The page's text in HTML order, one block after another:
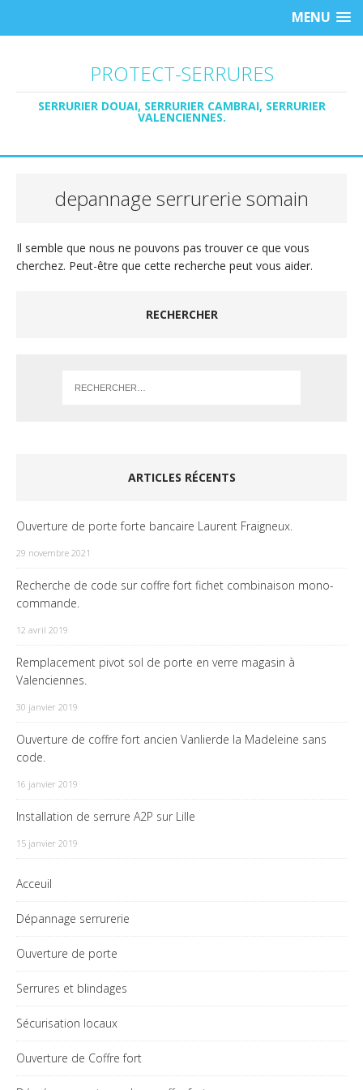
MENU
PROTECT-SERRURES
SERRURIER DOUAI, SERRURIER CAMBRAI, SERRURIER
VALENCIENNES.
depannage serrurerie somain
Il semble que nous ne pouvons pas trouver ce que vous
cherchez. Peut-être que cette recherche peut vous aider.
RECHERCHER
ARTICLES RÉCENTS
Ouverture de porte forte bancaire Laurent Fraigneux.
29 novembre 2021
Recherche de code sur coffre fort fichet combinaison mono-
commande.
12 avril 2019
Remplacement pivot sol de porte en verre magasin à
Valenciennes.
30 janvier 2019
Ouverture de coffre fort ancien Vanlierde la Madeleine sans
code.
16 janvier 2019
Installation de serrure A2P sur Lille
15 janvier 2019
Acceuil
Dépannage serrurerie
Ouverture de porte
Serrures et blindages
Sécurisation locaux
Ouverture de Coffre fort